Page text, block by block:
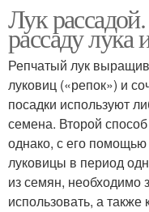
Лук
рассаду лука
Репчатый лук
луковиц («репок») и
посадки используют
семена. Второй
однако, с его
луковицы в период
из семян, необходимо
использовать, а также